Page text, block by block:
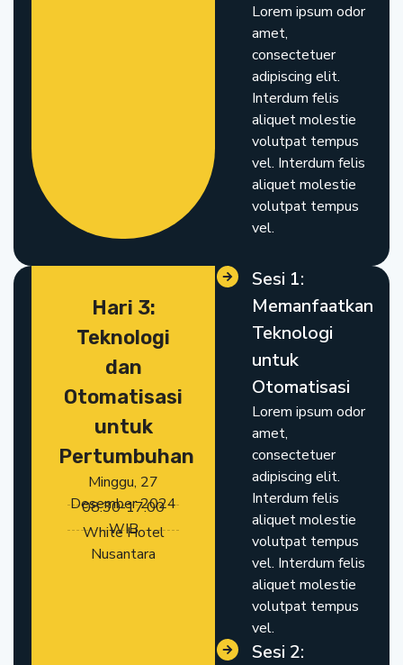
Lorem ipsum odor
amet,
consectetuer
adipiscing elit.
Interdum felis
aliquet molestie
volutpat tempus
vel. Interdum felis
aliquet molestie
volutpat tempus
vel.
Hari 3:
Teknologi
dan
Otomatisasi
untuk
Pertumbuhan
Minggu, 27
Desember 2024
08.30-17.00
WIB
White Hotel
Nusantara
Sesi 1:
Memanfaatkan
Teknologi
untuk
Otomatisasi
Lorem ipsum odor
amet,
consectetuer
adipiscing elit.
Interdum felis
aliquet molestie
volutpat tempus
vel. Interdum felis
aliquet molestie
volutpat tempus
vel.
Sesi 2: